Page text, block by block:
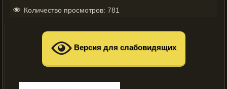
Количество просмотров: 781
Версия для слабовидящих